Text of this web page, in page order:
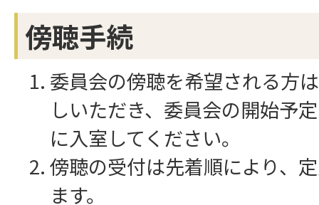
傍聴手続
委員会の傍聴を希望される方
しいただき、委員会の開始予
に入室してください。
傍聴の受付は先着順により、
ます。